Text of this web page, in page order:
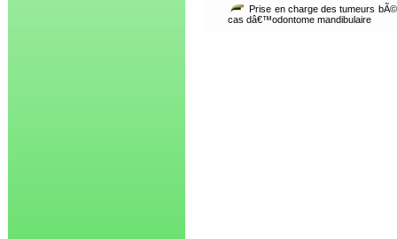
Prise en charge des tumeurs
cas dâ€™odontome mandibulaire